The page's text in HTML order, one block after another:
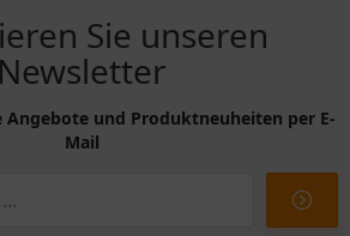
Sie unseren
Newsletter
Angebote und Produktneuheiten per E-
Mail